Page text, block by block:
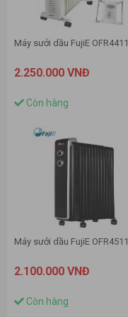
Máy sưởi dầu FujiE OFR4411
2.250.000 VNĐ
Còn hàng
Máy sưởi dầu FujiE OFR4511
2.100.000 VNĐ
Còn hàng